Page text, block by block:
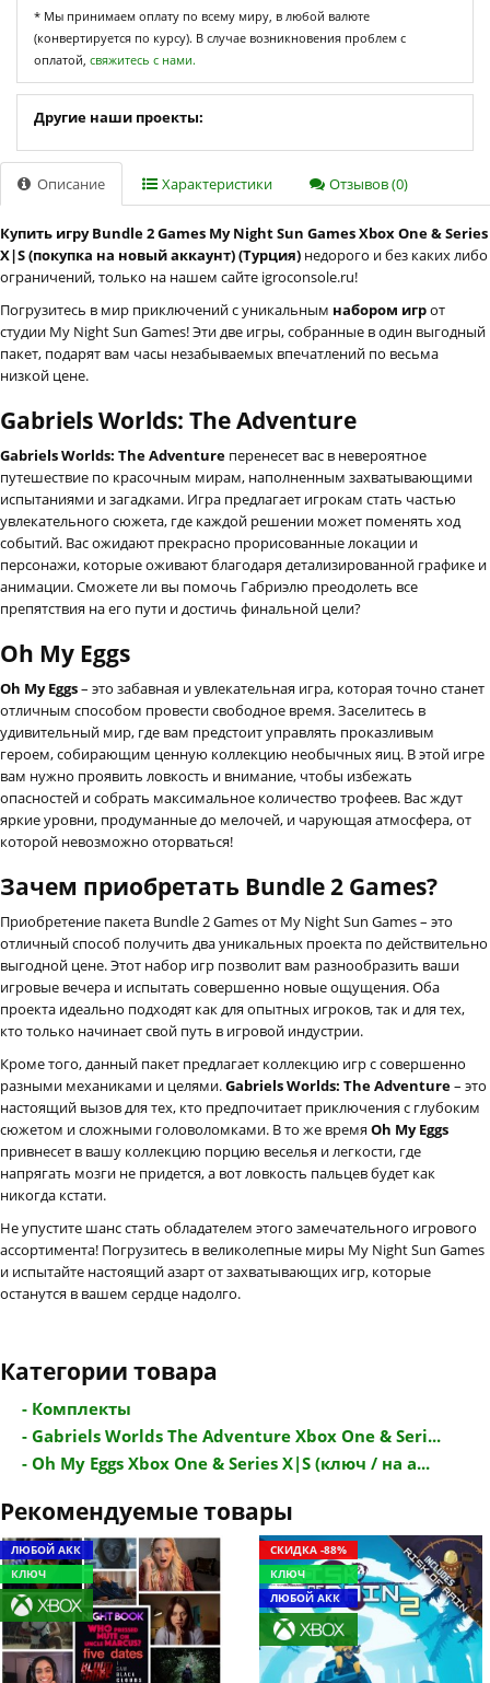
* Мы принимаем оплату по всему миру, в любой валюте
(конвертируется по курсу). В случае возникновения проблем с
оплатой, свяжитесь с нами.
Другие наши проекты:
Описание Характеристики Отзывов (0)
Купить игру Bundle 2 Games My Night Sun Games Xbox One & Series
X|S (покупка на новый аккаунт) (Турция) недорого и без каких либо
ограничений, только на нашем сайте igroconsole.ru!
Погрузитесь в мир приключений с уникальным набором игрот
студии My Night Sun Games! Эти две игры, собранные в один выгодный
пакет, подарят вам часы незабываемых впечатлений по весьма
низкой цене.
Gabriels Worlds: The Adventure
Gabriels Worlds: The Adventure перенесет вас в невероятное
путешествие по красочным мирам, наполненным захватывающими
испытаниями и загадками. Игра предлагает игрокам стать частью
увлекательного сюжета, где каждой решении может поменять ход
событий. Вас ожидают прекрасно прорисованные локации и
персонажи, которые оживают благодаря детализированной графике и
анимации. Сможете ли вы помочь Габриэлю преодолеть все
препятствия на его пути и достичь финальной цели?
Oh My Eggs
Oh My Eggs– это забавная и увлекательная игра, которая точно станет
отличным способом провести свободное время. Заселитесь в
удивительный мир, где вам предстоит управлять проказливым
героем, собирающим ценную коллекцию необычных яиц. В этой игре
вам нужно проявить ловкость и внимание, чтобы избежать
опасностей и собрать максимальное количество трофеев. Вас ждут
яркие уровни, продуманные до мелочей, и чарующая атмосфера, от
которой невозможно оторваться!
Зачем приобретать Bundle 2 Games?
Приобретение пакета Bundle 2 Games от My Night Sun Games – это
отличный способ получить два уникальных проекта по действительно
выгодной цене. Этот набор игр позволит вам разнообразить ваши
игровые вечера и испытать совершенно новые ощущения. Оба
проекта идеально подходят как для опытных игроков, так и для тех,
кто только начинает свой путь в игровой индустрии.
Кроме того, данный пакет предлагает коллекцию игр с совершенно
разными механиками и целями.Gabriels Worlds: The Adventure– это
настоящий вызов для тех, кто предпочитает приключения с глубоким
сюжетом и сложными головоломками. В то же время Oh My Eggs
привнесет в вашу коллекцию порцию веселья и легкости, где
напрягать мозги не придется, а вот ловкость пальцев будет как
никогда кстати.
Не упустите шанс стать обладателем этого замечательного игрового
ассортимента! Погрузитесь в великолепные миры My Night Sun Games
и испытайте настоящий азарт от захватывающих игр, которые
останутся в вашем сердце надолго.
Категории товара
- Комплекты
- Gabriels Worlds The Adventure Xbox One & Seri...
- Oh My Eggs Xbox One & Series X|S (ключ / на а...
Рекомендуемые товары
ЛЮБОЙ АКК
КЛЮЧ
СКИДКА -88%
КЛЮЧ
ЛЮБОЙ АКК